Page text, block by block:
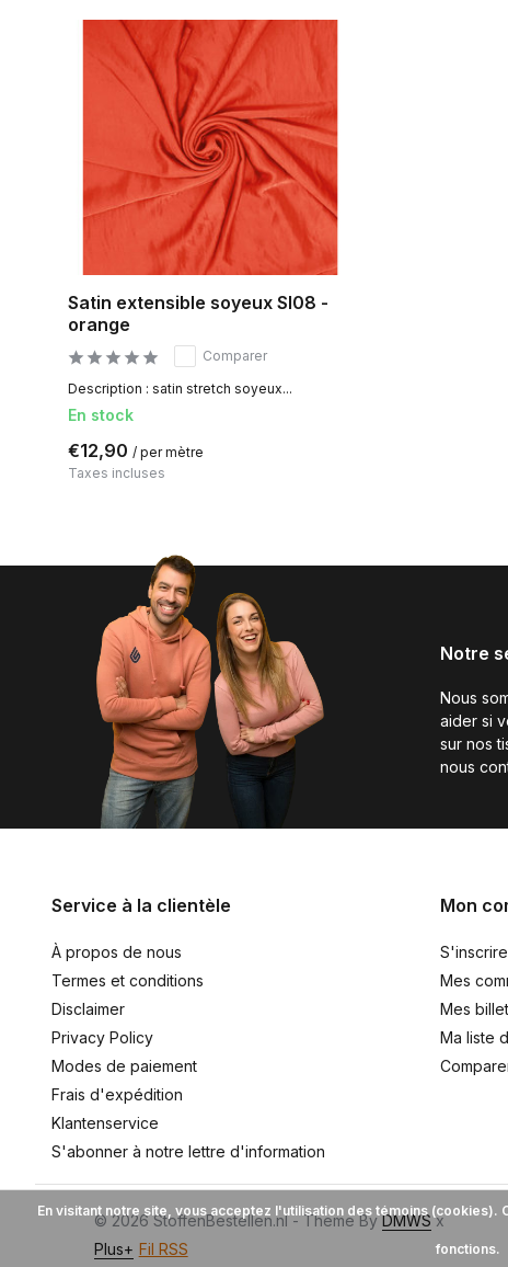
Satin extensible soyeux SI08 -
orange
Comparer
Description : satin stretch soyeux...
En stock
€12,90 / per mètre
Taxes incluses
Notre
Nous
aider si
sur nos
nous
Service à la clientèle
À propos de nous
Termes et conditions
Disclaimer
Privacy Policy
Modes de paiement
Frais d'expédition
Klantenservice
S'abonner à notre lettre d'information
Mon
S'inscrire
Mes
Mes
Ma liste
© 2026 StoffenBestellen.nl - Theme ByDMWSx
Plus+ Fil RSS
En visitant notre site, vous acceptez l'utilisation des témoins
fonctions.